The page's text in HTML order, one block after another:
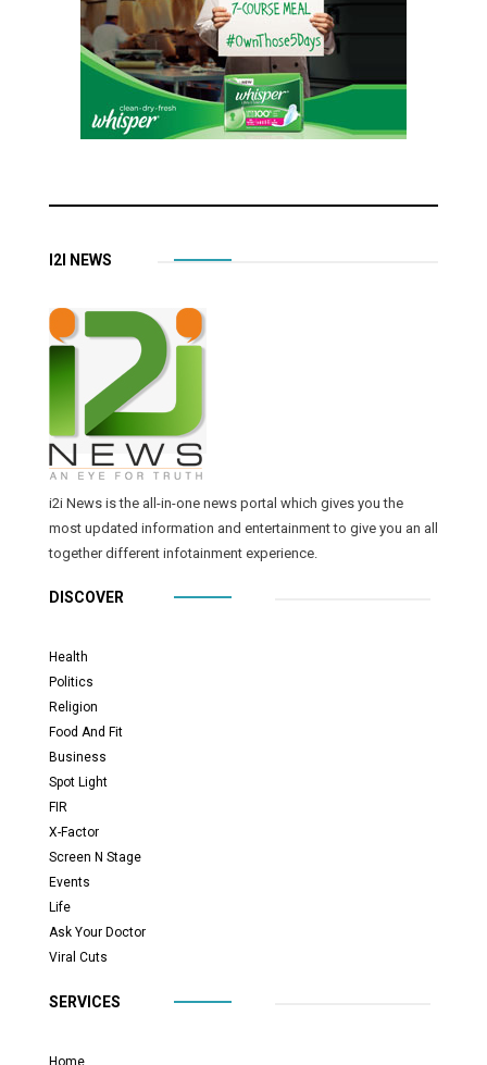
I2I NEWS
i2i News is the all-in-one news portal which gives you the
most updated information and entertainment to give you an all
together different infotainment experience.
DISCOVER
Health
Politics
Religion
Food And Fit
Business
Spot Light
FIR
X-Factor
Screen N Stage
Events
Life
Ask Your Doctor
Viral Cuts
SERVICES